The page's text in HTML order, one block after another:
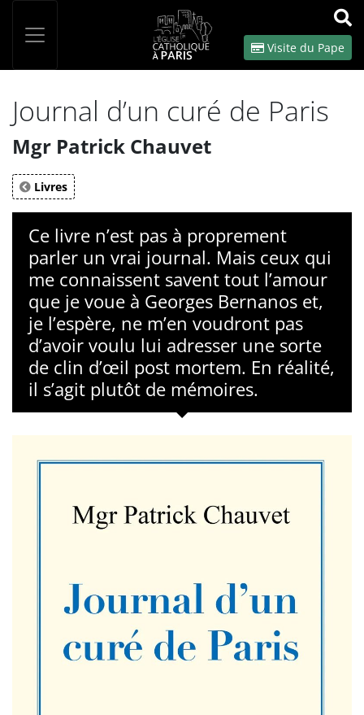
OK
Visite du Pape
Journal d’un curé de Paris
Mgr Patrick Chauvet
Livres
Ce livre n’est pas à proprement
parler un vrai journal. Mais ceux qui
me connaissent savent tout l’amour
que je voue à Georges Bernanos et,
je l’espère, ne m’en voudront pas
d’avoir voulu lui adresser une sorte
de clin d’œil post mortem. En réalité,
il s’agit plutôt de mémoires.
Panneau de gestion des cookies